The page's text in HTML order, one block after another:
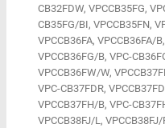
CB32FDW, VPCCB35FG,
CB35FG/BI, VPCCB35FN,
VPCCB36FA, VPCCB36FA/
VPCCB36FG/B, VPC-
VPCCB36FW/W,
VPC-CB37FDR,
VPCCB37FH/B, VPC-
VPCCB38FJ/L,